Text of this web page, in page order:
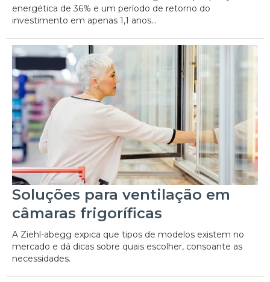
energética de 36% e um período de retorno do
investimento em apenas 1,1 anos...
Soluções para ventilação em
câmaras frigoríficas
A Ziehl-abegg expica que tipos de modelos existem no
mercado e dá dicas sobre quais escolher, consoante as
necessidades.